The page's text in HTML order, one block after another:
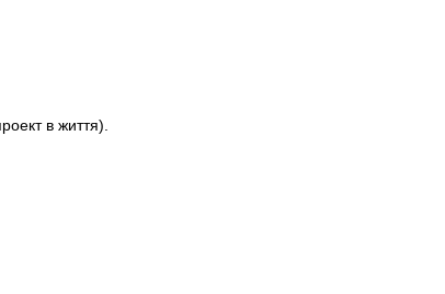
в життя).